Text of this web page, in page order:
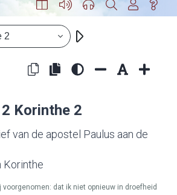
2
2 Korinthe 2
van de apostel Paulus aan de
Korinthe
voorgenomen: dat ik niet opnieuw in droefheid